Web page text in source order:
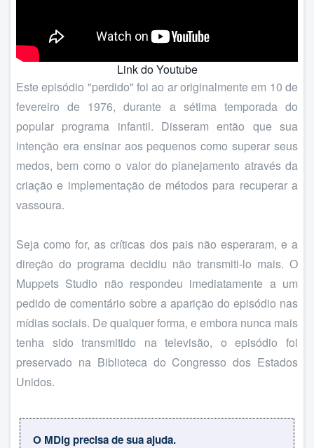
Link do Youtube
Este episódio "perdido" foi ao ar originalmente em 10 de
fevereiro de 1976, durante a sétima temporada do
popular programa infantil. Disseram então que sua
intenção era ensinar aos pequenos como superar seus
medos, bem como o valor do planejamento através da
criação e implementação de métodos para recuperar a
vassoura.
Seja como for, as críticas dos pais não esperaram, e a
direção do programa decidiu não transmiti-lo mais. O
Muppets Studio não respondeu imediatamente a um
pedido de comentário sobre a aparição do episódio nas
mídias sociais. De qualquer forma, e embora nunca mais
tenha sido transmitido na televisão, o episódio foi
preservado na Biblioteca do Congresso dos Estados
Unidos.
O MDig precisa de sua ajuda.